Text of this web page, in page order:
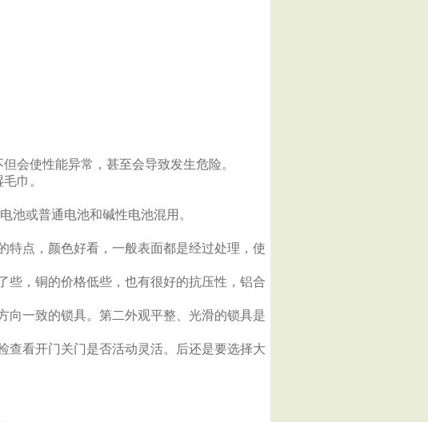
会使性能异常，甚至会导致发生危险。
巾。
池或普通电池和碱性电池混用。
特点，颜色好看，一般表面都是经过处理，使
些，铜的价格低些，也有很好的抗压性，铝合
向一致的锁具。第二外观平整、光滑的锁具是
查看开门关门是否活动灵活。后还是要选择大